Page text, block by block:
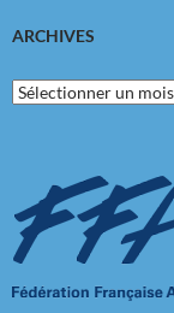
ARCHIVES
Archives